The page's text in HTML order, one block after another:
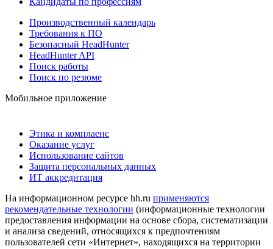
Производственный календарь
Требования к ПО
Безопасный HeadHunter
HeadHunter API
Поиск работы
Поиск по резюме
Мобильное приложение
Этика и комплаенс
Оказание услуг
Использование сайтов
Защита персональных данных
ИТ аккредитация
На информационном ресурсе hh.ru применяются
рекомендательные технологии (информационные технологии
предоставления информации на основе сбора, систематизации
и анализа сведений, относящихся к предпочтениям
пользователей сети «Интернет», находящихся на территории